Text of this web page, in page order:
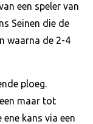
een speler van
Seinen die de
waarna de 2-4
ploeg.
maar tot
kans via een